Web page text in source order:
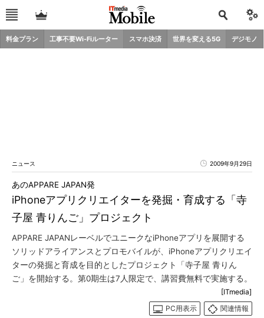
料金プラン 工事不要Wi-Fiルーター スマホ決済 世界を変える5G デジモノ
ニュース 2009年9月29日
iPhoneアプリクリエイターを発掘・育成する「寺
子屋 青りんご」プロジェクト
あのAPPARE JAPAN発
APPARE JAPANレーベルでユニークなiPhoneアプリを展開する
ソリッドアライアンスとプロモバイルが、iPhoneアプリクリエイ
ターの発掘と育成を目的としたプロジェクト「寺子屋 青りん
ご」を開始する。第0期生は7人限定で、講習費無料で実施する。
[ITmedia]
PC用表示
関連情報